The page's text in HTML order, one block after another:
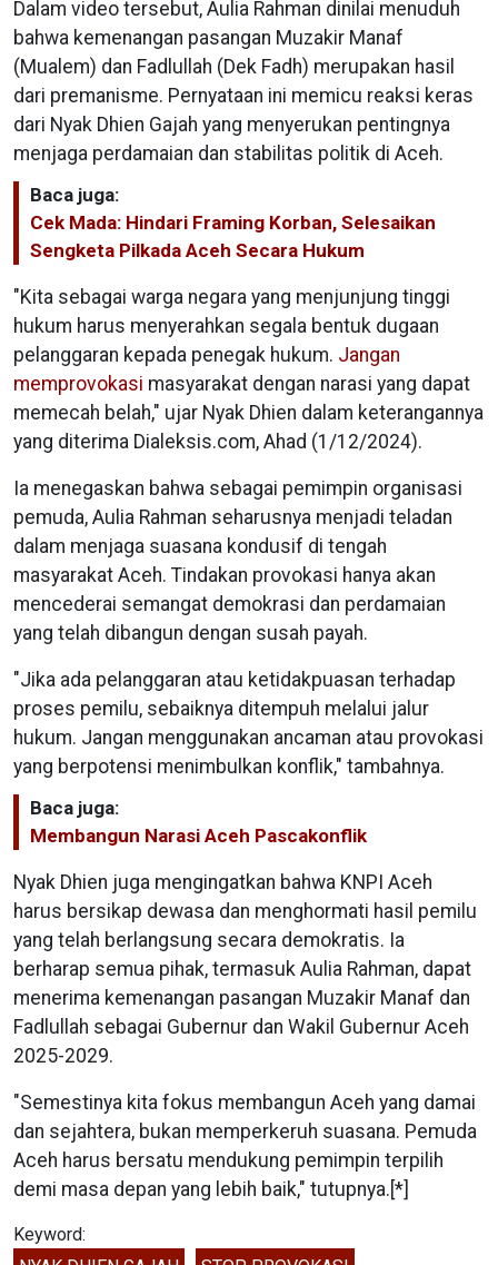
Dalam video tersebut, Aulia Rahman dinilai menuduh
bahwa kemenangan pasangan Muzakir Manaf
(Mualem) dan Fadlullah (Dek Fadh) merupakan hasil
dari premanisme. Pernyataan ini memicu reaksi keras
dari Nyak Dhien Gajah yang menyerukan pentingnya
menjaga perdamaian dan stabilitas politik di Aceh.
Baca juga:
Cek Mada: Hindari Framing Korban, Selesaikan
Sengketa Pilkada Aceh Secara Hukum
"Kita sebagai warga negara yang menjunjung tinggi
hukum harus menyerahkan segala bentuk dugaan
pelanggaran kepada penegak hukum. Jangan
memprovokasi masyarakat dengan narasi yang dapat
memecah belah," ujar Nyak Dhien dalam keterangannya
yang diterima Dialeksis.com, Ahad (1/12/2024).
Ia menegaskan bahwa sebagai pemimpin organisasi
pemuda, Aulia Rahman seharusnya menjadi teladan
dalam menjaga suasana kondusif di tengah
masyarakat Aceh. Tindakan provokasi hanya akan
mencederai semangat demokrasi dan perdamaian
yang telah dibangun dengan susah payah.
"Jika ada pelanggaran atau ketidakpuasan terhadap
proses pemilu, sebaiknya ditempuh melalui jalur
hukum. Jangan menggunakan ancaman atau provokasi
yang berpotensi menimbulkan konflik," tambahnya.
Baca juga:
Membangun Narasi Aceh Pascakonflik
Nyak Dhien juga mengingatkan bahwa KNPI Aceh
harus bersikap dewasa dan menghormati hasil pemilu
yang telah berlangsung secara demokratis. Ia
berharap semua pihak, termasuk Aulia Rahman, dapat
menerima kemenangan pasangan Muzakir Manaf dan
Fadlullah sebagai Gubernur dan Wakil Gubernur Aceh
2025-2029.
"Semestinya kita fokus membangun Aceh yang damai
dan sejahtera, bukan memperkeruh suasana. Pemuda
Aceh harus bersatu mendukung pemimpin terpilih
demi masa depan yang lebih baik," tutupnya.[*]
Keyword: